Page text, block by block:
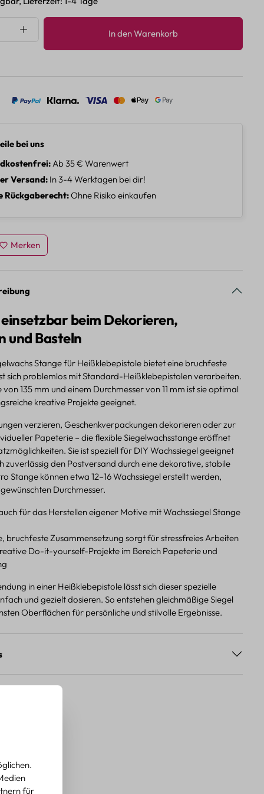
Gib den gewünschten Wert ein
In den Warenkorb
bei uns
Ab 35 € Warenwert
Versand In 3-4 Werktagen bei dir!
Rückgaberecht Ohne Risiko einkaufen
Merken
beim Dekorieren,
und Basteln
Stange für Heißklebepistole bietet eine bruchfeste
sich problemlos mit Standard-Heißklebepistolen verarbeiten.
135 mm und einem Durchmesser von 11 mm ist sie optimal
kreative Projekte geeignet.
verzieren, Geschenkverpackungen dekorieren oder zur
Papeterie – die flexible Siegelwachsstange eröffnet
Sie ist speziell für DIY Wachssiegel geeignet
zuverlässig den Postversand durch eine dekorative, stabile
Stange können etwa 12–16 Wachssiegel erstellt werden,
Durchmesser.
für das Herstellen eigener Motive mit Wachssiegel Stange
bruchfeste Zusammensetzung sorgt für stressfreies Arbeiten
Do-it-yourself-Projekte im Bereich Papeterie und
in einer Heißklebepistole lässt sich dieser spezielle
und gezielt dosieren. So entstehen gleichmäßige Siegel
Oberflächen für persönliche und stilvolle Ergebnisse.
für